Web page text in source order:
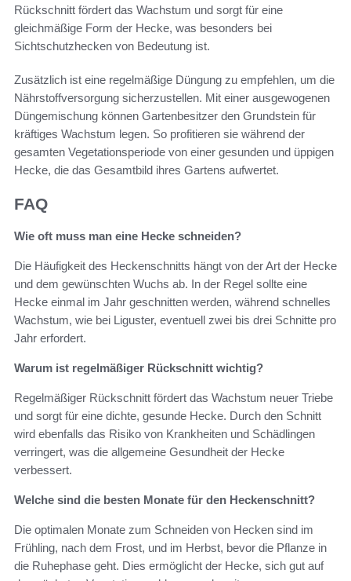
Rückschnitt fördert das Wachstum und sorgt für eine
gleichmäßige Form der Hecke, was besonders bei
Sichtschutzhecken von Bedeutung ist.
Zusätzlich ist eine regelmäßige Düngung zu empfehlen, um die
Nährstoffversorgung sicherzustellen. Mit einer ausgewogenen
Düngemischung können Gartenbesitzer den Grundstein für
kräftiges Wachstum legen. So profitieren sie während der
gesamten Vegetationsperiode von einer gesunden und üppigen
Hecke, die das Gesamtbild ihres Gartens aufwertet.
FAQ
Wie oft muss man eine Hecke schneiden?
Die Häufigkeit des Heckenschnitts hängt von der Art der Hecke
und dem gewünschten Wuchs ab. In der Regel sollte eine
Hecke einmal im Jahr geschnitten werden, während schnelles
Wachstum, wie bei Liguster, eventuell zwei bis drei Schnitte pro
Jahr erfordert.
Warum ist regelmäßiger Rückschnitt wichtig?
Regelmäßiger Rückschnitt fördert das Wachstum neuer Triebe
und sorgt für eine dichte, gesunde Hecke. Durch den Schnitt
wird ebenfalls das Risiko von Krankheiten und Schädlingen
verringert, was die allgemeine Gesundheit der Hecke
verbessert.
Welche sind die besten Monate für den Heckenschnitt?
Die optimalen Monate zum Schneiden von Hecken sind im
Frühling, nach dem Frost, und im Herbst, bevor die Pflanze in
die Ruhephase geht. Dies ermöglicht der Hecke, sich gut auf